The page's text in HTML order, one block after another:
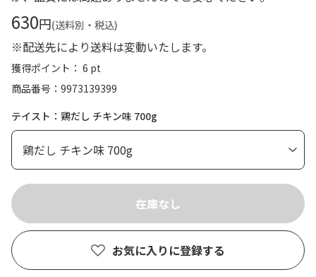
630円(送料別・税込)
※配送先により送料は変動いたします。
獲得ポイント： 6 pt
商品番号
9973139399
テイスト：鶏だし チキン味 700g
お気に入りに登録する